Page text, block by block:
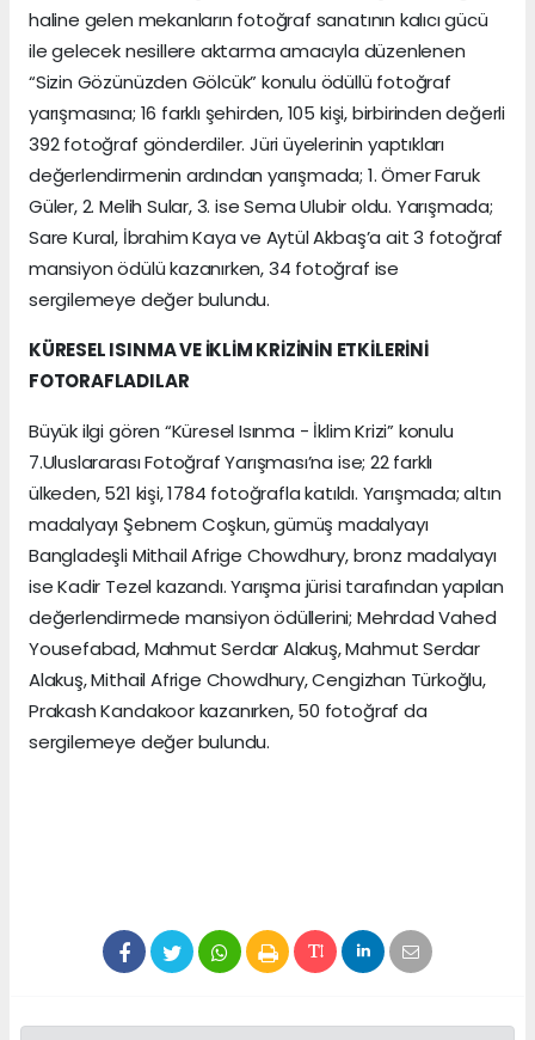
haline gelen mekanların fotoğraf sanatının kalıcı gücü
ile gelecek nesillere aktarma amacıyla düzenlenen
“Sizin Gözünüzden Gölcük” konulu ödüllü fotoğraf
yarışmasına; 16 farklı şehirden, 105 kişi, birbirinden değerli
392 fotoğraf gönderdiler. Jüri üyelerinin yaptıkları
değerlendirmenin ardından yarışmada; 1. Ömer Faruk
Güler, 2. Melih Sular, 3. ise Sema Ulubir oldu. Yarışmada;
Sare Kural, İbrahim Kaya ve Aytül Akbaş’a ait 3 fotoğraf
mansiyon ödülü kazanırken, 34 fotoğraf ise
sergilemeye değer bulundu.
KÜRESEL ISINMA VE İKLİM KRİZİNİN ETKİLERİNİ
FOTORAFLADILAR
Büyük ilgi gören “Küresel Isınma - İklim Krizi” konulu
7.Uluslararası Fotoğraf Yarışması’na ise; 22 farklı
ülkeden, 521 kişi, 1784 fotoğrafla katıldı. Yarışmada; altın
madalyayı Şebnem Coşkun, gümüş madalyayı
Bangladeşli Mithail Afrige Chowdhury, bronz madalyayı
ise Kadir Tezel kazandı. Yarışma jürisi tarafından yapılan
değerlendirmede mansiyon ödüllerini; Mehrdad Vahed
Yousefabad, Mahmut Serdar Alakuş, Mahmut Serdar
Alakuş, Mithail Afrige Chowdhury, Cengizhan Türkoğlu,
Prakash Kandakoor kazanırken, 50 fotoğraf da
sergilemeye değer bulundu.